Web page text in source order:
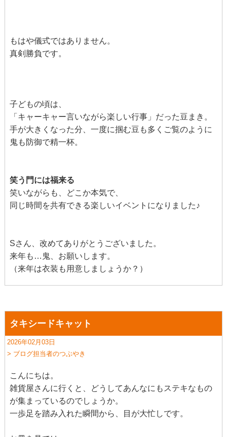
もはや儀式ではありません。
真剣勝負です。
子どもの頃は、
「キャーキャー言いながら楽しい行事」だった豆まき。
手が大きくなった分、一度に掴む豆も多くご覧のように
鬼も防御で精一杯。
笑う門には福来る
笑いながらも、どこか本気で、
同じ時間を共有できる楽しいイベントになりました♪
Sさん、改めてありがとうございました。
来年も…鬼、お願いします。
（来年は衣装も用意しましょうか？）
タキシードキャット
2026年02月03日
> ブログ担当者のつぶやき
こんにちは。
雑貨屋さんに行くと、どうしてあんなにもステキなもの
が集まっているのでしょうか。
一歩足を踏み入れた瞬間から、目が大忙しです。